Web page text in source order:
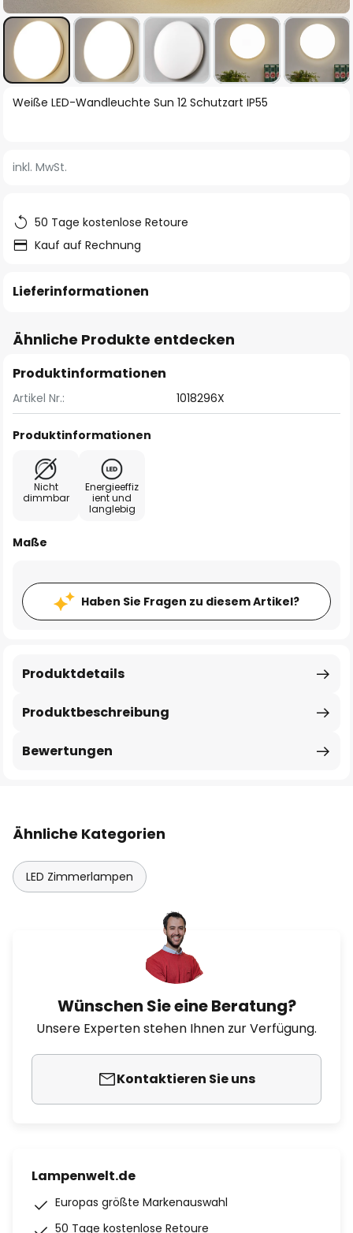
Zum
springen
Weiße LED-Wandleuchte Sun 12 Schutzart IP55
inkl. MwSt.
50 Tage kostenlose Retoure
Kauf auf Rechnung
Lieferinformationen
Ähnliche Produkte entdecken
Produktinformationen
Artikel Nr.: 1018296X
Produktinformationen
Nicht
dimmbar
Energieeffiz
ient und
langlebig
Maße
Haben Sie Fragen zu diesem Artikel?
Produktbeschreibung
Produktdetails
Bewertungen
Ähnliche Kategorien
LED Zimmerlampen
Wünschen Sie eine Beratung?
Unsere Experten stehen Ihnen zur Verfügung.
Kontaktieren Sie uns
Lampenwelt.de
Europas größte Markenauswahl
50 Tage kostenlose Retoure